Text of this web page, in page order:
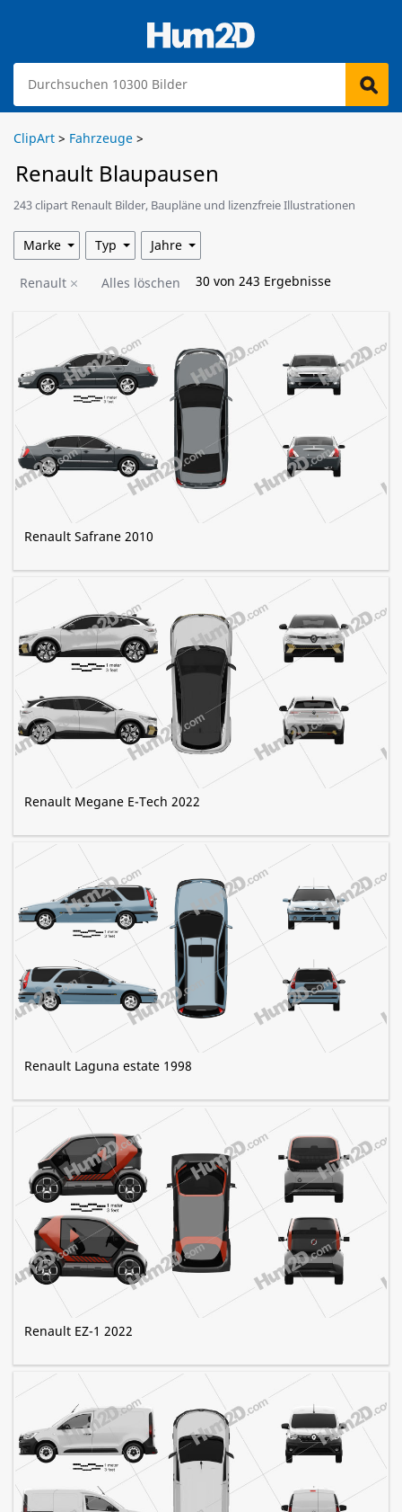
ClipArt > Fahrzeuge >
Renault Blaupausen
243 clipart Renault Bilder, Baupläne und lizenzfreie Illustrationen
Renault Alles löschen 30 von 243 Ergebnisse
Renault Safrane 2010
Renault Megane E-Tech 2022
Renault Laguna estate 1998
Renault EZ-1 2022
Marke Typ Jahre